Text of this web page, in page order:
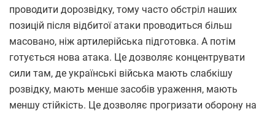
проводити дорозвідку, тому часто обстріл наших
позицій після відбитої атаки проводиться більш
масовано, ніж артилерійська підготовка. А потім
готується нова атака. Це дозволяє концентрувати
сили там, де українські війська мають слабкішу
розвідку, мають менше засобів ураження, мають
меншу стійкість. Це дозволяє прогризати оборону на